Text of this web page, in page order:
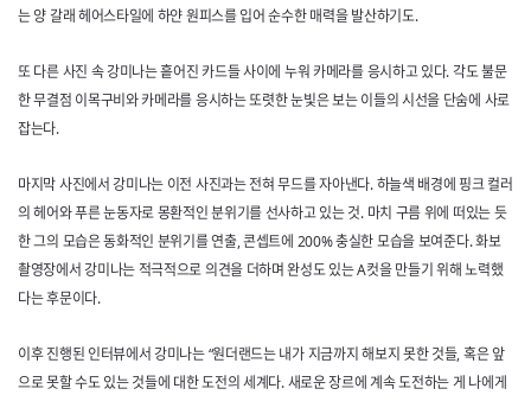
는 양 갈래 헤어스타일에 하얀 원피스를 입어 순수한 매력을 발산하기도.
또 다른 사진 속 강미나는 흩어진 카드들 사이에 누워 카메라를 응시하고 있다. 각도 불문
한 무결점 이목구비와 카메라를 응시하는 또렷한 눈빛은 보는 이들의 시선을 단숨에 사로
잡는다.
마지막 사진에서 강미나는 이전 사진과는 전혀 무드를 자아낸다. 하늘색 배경에 핑크 컬러
의 헤어와 푸른 눈동자로 몽환적인 분위기를 선사하고 있는 것. 마치 구름 위에 떠있는 듯
한 그의 모습은 동화적인 분위기를 연출, 콘셉트에 200% 충실한 모습을 보여준다. 화보
촬영장에서 강미나는 적극적으로 의견을 더하며 완성도 있는 A컷을 만들기 위해 노력했
다는 후문이다.
이후 진행된 인터뷰에서 강미나는 “원더랜드는 내가 지금까지 해보지 못한 것들, 혹은 앞
으로 못할 수도 있는 것들에 대한 도전의 세계다. 새로운 장르에 계속 도전하는 게 나에게